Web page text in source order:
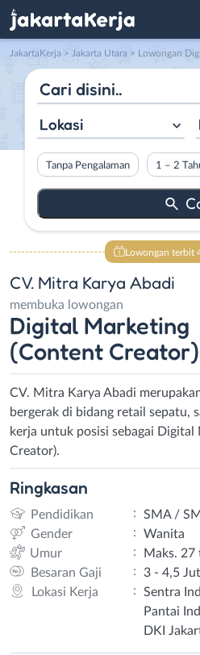
JakartaKerja > Jakarta Utara > Lowongan Digital
Lokasi
Tanpa Pengalaman 1 – 2
Lowongan terbit
CV. Mitra Karya Abadi
membuka lowongan
Digital Marketing
(Content Creator)
CV. Mitra Karya Abadi
bergerak di bidang retail sepatu,
kerja untuk posisi sebagai
Creator).
Ringkasan
Pendidikan :
SMA /
Gender
:
Wanita
Umur
:
Maks. 27
Besaran Gaji
:
3 - 4,5
Lokasi Kerja
:
Sentra
Pantai
DKI